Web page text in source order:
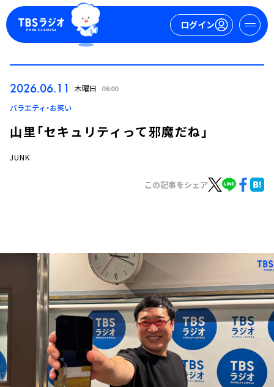
ログイン
ログイン
トピックス
TBS Podcast
お知らせ
イベント・グッズ
YouTube
会社情報
2026.06.11 木曜日 06:00
バラエティ・お笑い
山里「セキュリティって邪魔だね」
JUNK
この記事をシェア